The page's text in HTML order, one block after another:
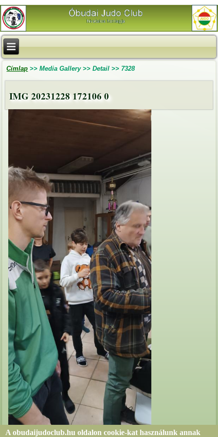
Címlap >>Media Gallery>>Detail >> 7328
IMG 20231228 172106 0
A obudaijudoclub.hu oldalon cookie-kat használunk annak